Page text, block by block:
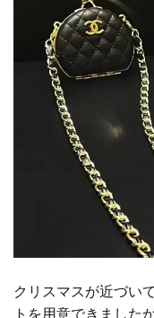
クリスマスが近づい
トを用意できました